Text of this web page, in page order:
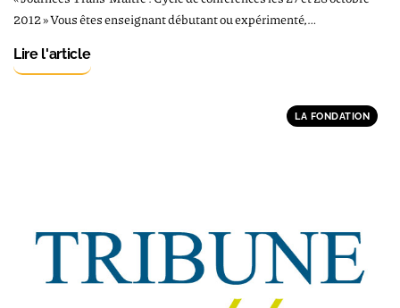
2012 » Vous êtes enseignant débutant ou expérimenté,…
Lire l'article
LA FONDATION